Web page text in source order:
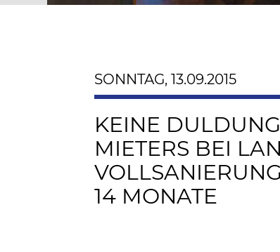
SONNTAG, 13.09.2015
KEINE
MIETERS BEI
14 MONATE